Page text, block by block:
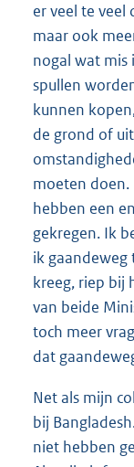
er veel te veel
maar ook
nogal wat mis
spullen
kunnen
de grond of
moeten doen.
hebben een
gekregen. Ik
ik
kreeg, riep bij
van beide
toch meer
dat
Net als mijn
bij
niet hebben